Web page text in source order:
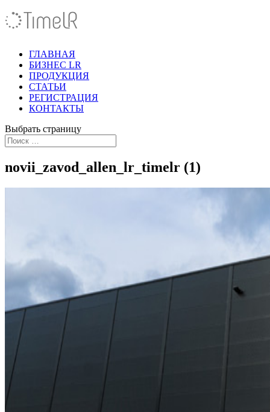
ГЛАВНАЯ
БИЗНЕС LR
ПРОДУКЦИЯ
СТАТЬИ
РЕГИСТРАЦИЯ
КОНТАКТЫ
Выбрать страницу
novii_zavod_allen_lr_timelr (1)